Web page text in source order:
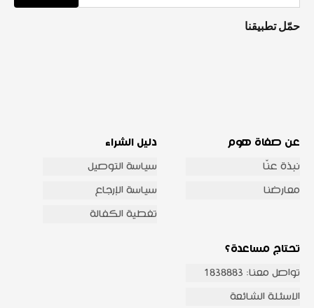
حمّل تطبيقنا
عن صفاة هوم
نبذة عنّا
معارضنا
دليل الشراء
سياسة التوصيل
سياسة الإرجاع
تغطية الكفالة
تحتاج مساعدة؟
تواصل معنا: 1838883
الاسئلة الشائعة